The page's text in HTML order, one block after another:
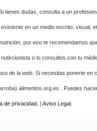
tienes dudas, consulta a un
en un medio escrito, visual,
por eso te recomendamos
o lo consultes con tu
de la web. Si necesitas ponerte en
alimentos.org.es . Puedes
de privacidad . | Aviso Legal